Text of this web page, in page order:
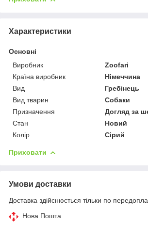
Характеристики
Основні
Виробник
Zoofari
Країна виробник
Німеччина
Вид
Гребінець
Вид тварин
Собаки
Призначення
Догляд за
Стан
Новий
Колір
Сірий
Приховати
Умови доставки
Доставка здійснюється тільки по
Нова Пошта